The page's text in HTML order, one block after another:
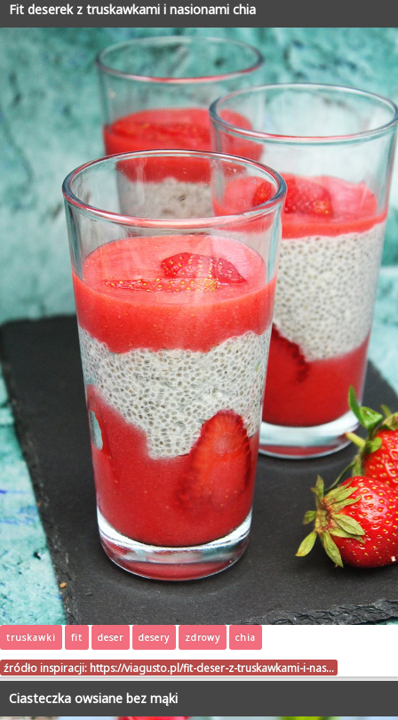
Fit deserek z truskawkami i nasionami chia
truskawki fit deser desery zdrowy chia
źródło inspiracji: https://viagusto.pl/fit-deser-z-truskawkami-i-nas…
Ciasteczka owsiane bez mąki